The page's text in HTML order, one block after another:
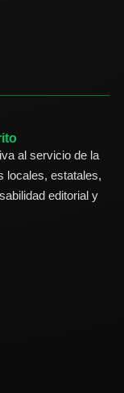
al servicio de la
locales, estatales,
editorial y